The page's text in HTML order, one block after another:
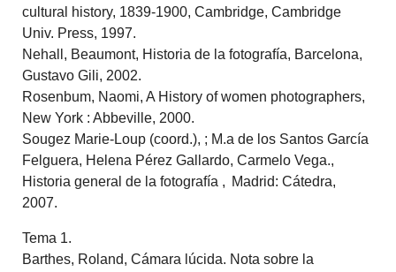
cultural history, 1839-1900, Cambridge, Cambridge
Univ. Press, 1997.
Nehall, Beaumont, Historia de la fotografía, Barcelona,
Gustavo Gili, 2002.
Rosenbum, Naomi, A History of women photographers,
New York : Abbeville, 2000.
Sougez Marie-Loup (coord.), ; M.a de los Santos García
Felguera, Helena Pérez Gallardo, Carmelo Vega.,
Historia general de la fotografía , Madrid: Cátedra,
2007.
Tema 1.
Barthes, Roland, Cámara lúcida. Nota sobre la